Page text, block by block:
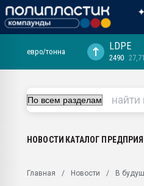
29.07.2026 ФРП помог "Ижевскому
Вакуум-формовочные машины:
евро/тонна LDPE
2490
НОВОСТИ КАТАЛОГ
Главная Новости В